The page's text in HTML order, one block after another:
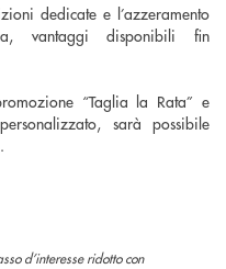
dedicate e l’azzeramento
vantaggi disponibili fin
“Taglia la Rata” e
sarà possibile
d’interesse ridotto con